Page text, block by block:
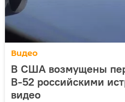
Видео
В США возмущены
B-52 российскими
видео